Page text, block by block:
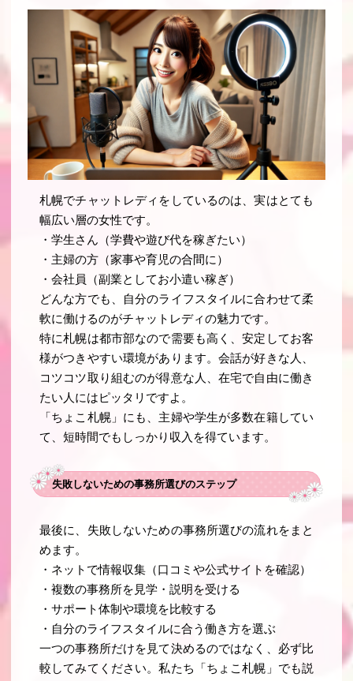
札幌でチャットレディをしているのは、実はとても
幅広い層の女性です。
・学生さん（学費や遊び代を稼ぎたい）
・主婦の方（家事や育児の合間に）
・会社員（副業としてお小遣い稼ぎ）
どんな方でも、自分のライフスタイルに合わせて柔
軟に働けるのがチャットレディの魅力です。
特に札幌は都市部なので需要も高く、安定してお客
様がつきやすい環境があります。会話が好きな人、
コツコツ取り組むのが得意な人、在宅で自由に働き
たい人にはピッタリですよ。
「ちょこ札幌」にも、主婦や学生が多数在籍してい
て、短時間でもしっかり収入を得ています。
失敗しないための事務所選びのステップ
最後に、失敗しないための事務所選びの流れをまと
めます。
・ ネットで情報収集 （口コミや公式サイトを確認）
・複数の事務所を見学・説明を受ける
・サポート体制や環境を比較する
・ 自分のライフスタイルに合う働き方を選ぶ
一つの事務所だけを見て決めるのではなく、必ず比
較してみてください。私たち「ちょこ札幌」でも説